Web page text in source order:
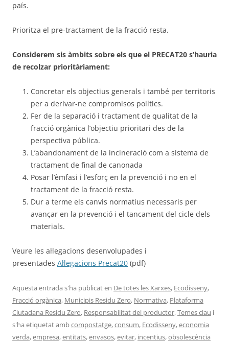
país.
Prioritza el pre-tractament de la fracció resta.
Considerem sis àmbits sobre els que el PRECAT20 s’hauria
de recolzar prioritàriament:
Concretar els objectius generals i també per territoris
per a derivar-ne compromisos polítics.
Fer de la separació i tractament de qualitat de la
fracció orgànica l’objectiu prioritari des de la
perspectiva pública.
L’abandonament de la incineració com a sistema de
tractament de final de canonada
Posar l’èmfasi i l’esforç en la prevenció i no en el
tractament de la fracció resta.
Dur a terme els canvis normatius necessaris per
avançar en la prevenció i el tancament del cicle dels
materials.
Veure les al·legacions desenvolupades i
presentades Al·legacions Precat20 (pdf)
Aquesta entrada s'ha publicat en De totes les Xarxes, Ecodisseny,
Fracció orgànica, Municipis Residu Zero, Normativa, Plataforma
Ciutadana Residu Zero, Responsabilitat del productor,Temes clau i
s'ha etiquetat ambcompostatge,consum, Ecodisseny,economia
verda,empresa,entitats,envasos,evitar, incentius,obsolescència